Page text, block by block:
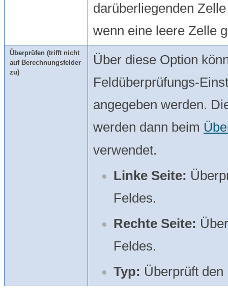
darüberliegenden
wenn eine leere Zelle
Überprüfen (trifft nicht
auf Berechnungsfelder
zu)
Über diese Option
Feldüberprüfungs-
angegeben werden.
werden dann beim
verwendet.
Linke Seite:
Feldes.
Rechte Seite:
Feldes.
Typ: Überprüft den